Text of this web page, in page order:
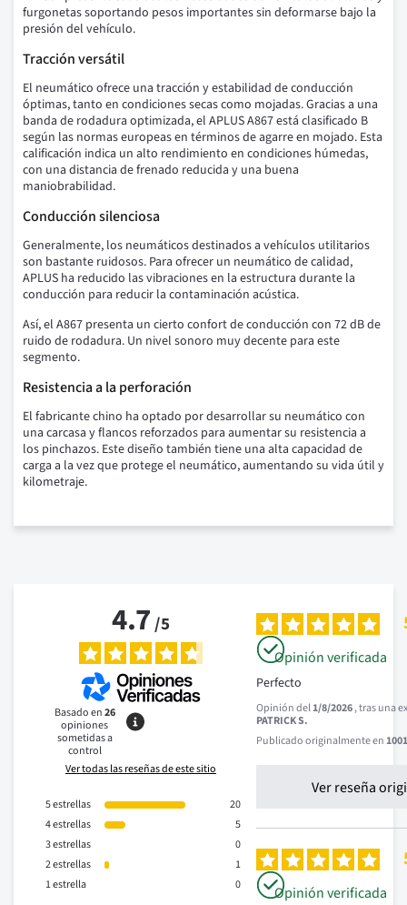
furgonetas soportando pesos importantes sin deformarse bajo la
presión del vehículo.
Tracción versátil
El neumático ofrece una tracción y estabilidad de conducción
óptimas, tanto en condiciones secas como mojadas. Gracias a una
banda de rodadura optimizada, el APLUS A867 está clasificado B
según las normas europeas en términos de agarre en mojado. Esta
calificación indica un alto rendimiento en condiciones húmedas,
con una distancia de frenado reducida y una buena
maniobrabilidad.
Conducción silenciosa
Generalmente, los neumáticos destinados a vehículos utilitarios
son bastante ruidosos. Para ofrecer un neumático de calidad,
APLUS ha reducido las vibraciones en la estructura durante la
conducción para reducir la contaminación acústica.
Así, el A867 presenta un cierto confort de conducción con 72 dB de
ruido de rodadura. Un nivel sonoro muy decente para este
segmento.
Resistencia a la perforación
El fabricante chino ha optado por desarrollar su neumático con
una carcasa y flancos reforzados para aumentar su resistencia a
los pinchazos. Este diseño también tiene una alta capacidad de
carga a la vez que protege el neumático, aumentando su vida útil y
kilometraje.
4.7/5
Basado en26
opiniones
sometidas a
control
Ver todas las reseñas de este sitio
5estrellas
20
4estrellas
5
3estrellas
0
2estrellas
1
1estrella 0
Opinión verificada
Perfecto
Opinión del1/8/2026, tras una
PATRICK S.
Publicado originalmente en
Ver reseña
Opinión verificada